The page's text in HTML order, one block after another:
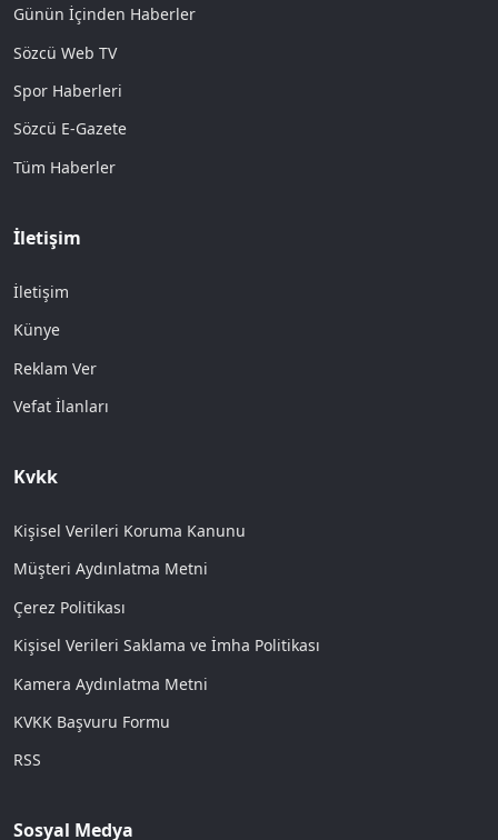
Günün İçinden Haberler
Sözcü Web TV
Spor Haberleri
Sözcü E-Gazete
Tüm Haberler
İletişim
İletişim
Künye
Reklam Ver
Vefat İlanları
Kvkk
Kişisel Verileri Koruma Kanunu
Müşteri Aydınlatma Metni
Çerez Politikası
Kişisel Verileri Saklama ve İmha Politikası
Kamera Aydınlatma Metni
KVKK Başvuru Formu
RSS
Sosyal Medya